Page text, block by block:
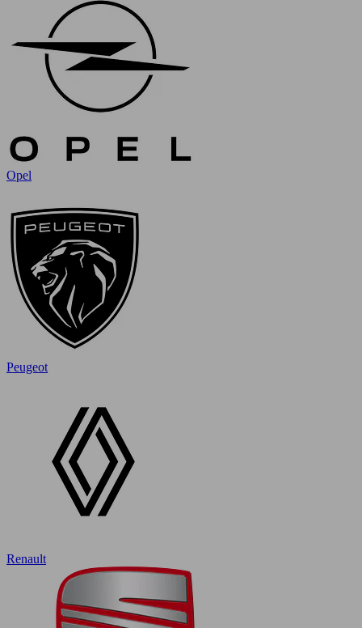
Opel
Peugeot
Renault